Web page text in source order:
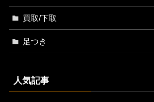
買取/下取
足つき
人気記事